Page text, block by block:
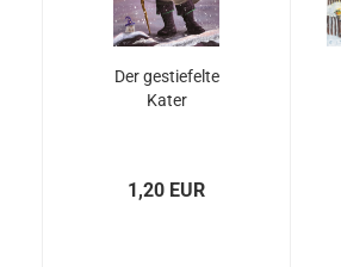
Der gestiefelte
Kater
1,20 EUR